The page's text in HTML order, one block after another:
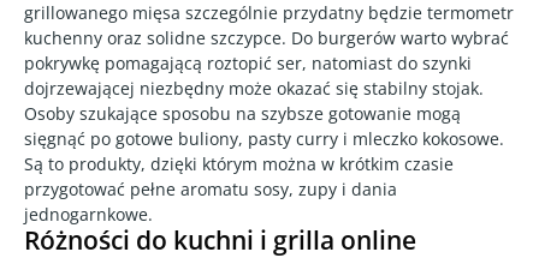
grillowanego mięsa szczególnie przydatny będzie termometr
kuchenny oraz solidne szczypce. Do burgerów warto wybrać
pokrywkę pomagającą roztopić ser, natomiast do szynki
dojrzewającej niezbędny może okazać się stabilny stojak.
Osoby szukające sposobu na szybsze gotowanie mogą
sięgnąć po gotowe buliony, pasty curry i mleczko kokosowe.
Są to produkty, dzięki którym można w krótkim czasie
przygotować pełne aromatu sosy, zupy i dania
jednogarnkowe.
Różności do kuchni i grilla online